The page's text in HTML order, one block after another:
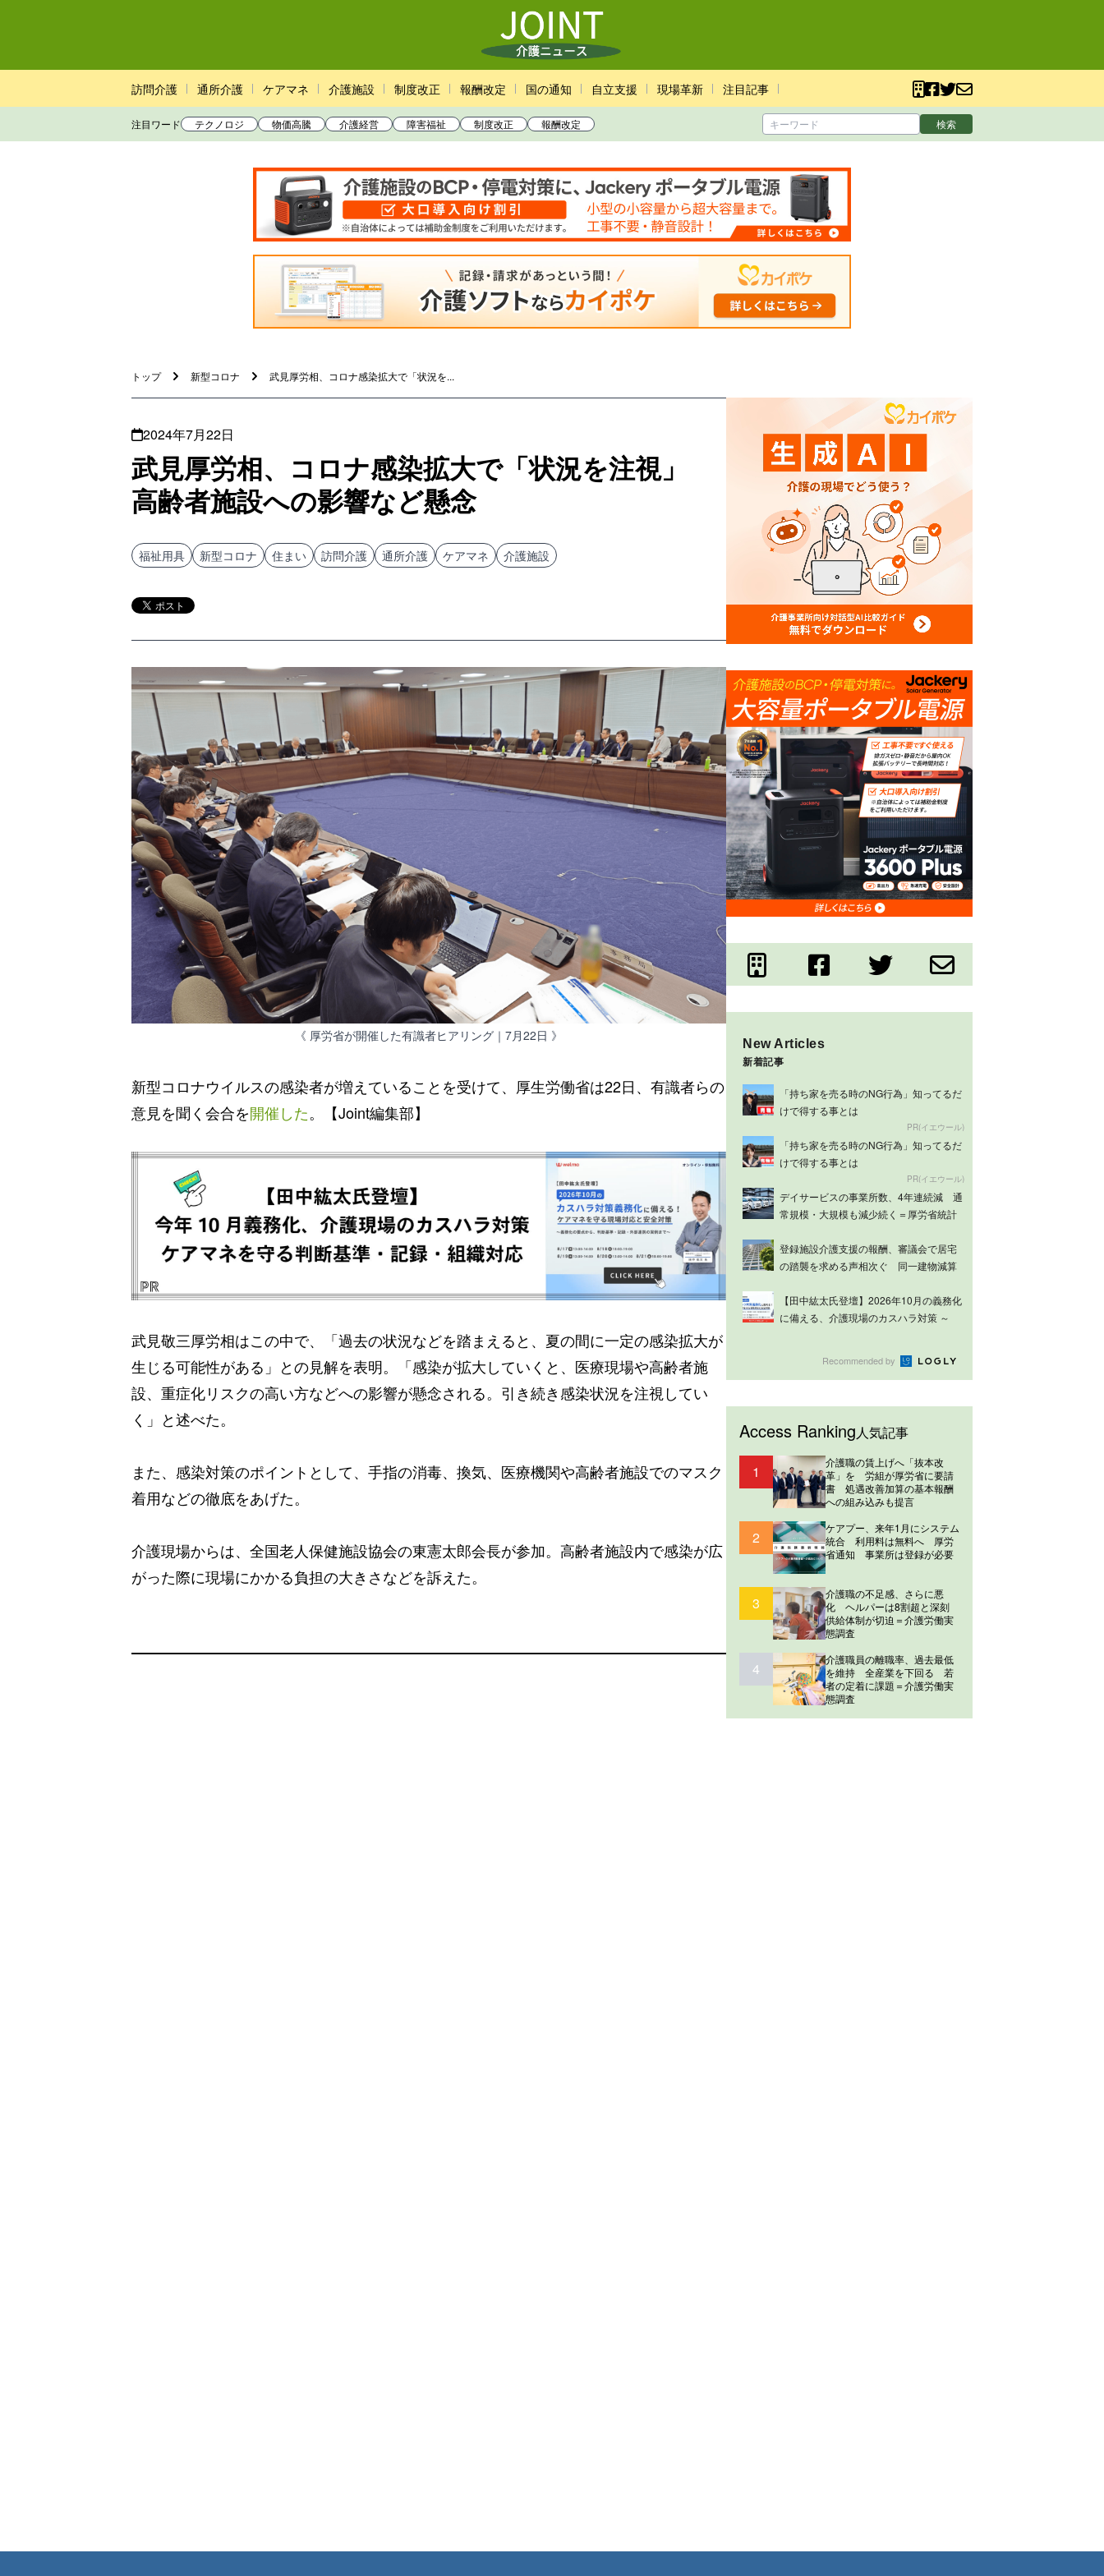
訪問介護 通所介護 ケアマネ 介護施設 制度改正 報酬改定 国の通知 自立支援 現場革新 注目記事
注目ワード テクノロジ 物価高騰 介護経営 障害福祉 制度改正 報酬改定 検索
トップ 新型コロナ 武見厚労相、コロナ感染拡大で「状況を...
2024年7月22日
武見厚労相、コロナ感染拡大で「状況を注視」
高齢者施設への影響など懸念
福祉用具 新型コロナ 住まい 訪問介護 通所介護 ケアマネ 介護施設
《 厚労省が開催した有識者ヒアリング｜7月22日 》
新型コロナウイルスの感染者が増えていることを受けて、厚生労働省は22日、有識者らの
意見を聞く会合を開催した。【Joint編集部】
武見敬三厚労相はこの中で、「過去の状況などを踏まえると、夏の間に一定の感染拡大が
生じる可能性がある」との見解を表明。「感染が拡大していくと、医療現場や高齢者施
設、重症化リスクの高い方などへの影響が懸念される。引き続き感染状況を注視してい
く」と述べた。
また、感染対策のポイントとして、手指の消毒、換気、医療機関や高齢者施設でのマスク
着用などの徹底をあげた。
介護現場からは、全国老人保健施設協会の東憲太郎会長が参加。高齢者施設内で感染が広
がった際に現場にかかる負担の大きさなどを訴えた。
New Articles
新着記事
「持ち家を売る時のNG行為」知ってるだ
けで得する事とは
PR(イエウール)
「持ち家を売る時のNG行為」知ってるだ
けで得する事とは
PR(イエウール)
デイサービスの事業所数、4年連続減 通
常規模・大規模も減少続く＝厚労省統計
登録施設介護支援の報酬、審議会で居宅
の踏襲を求める声相次ぐ 同一建物減算
【田中紘太氏登壇】2026年10月の義務化
に備える、介護現場のカスハラ対策 ～
Recommended by
Access Ranking人気記事
1
介護職の賃上げへ「抜本改
革」を 労組が厚労省に要請
書 処遇改善加算の基本報酬
への組み込みも提言
2
ケアプー、来年1月にシステム
統合 利用料は無料へ 厚労
省通知 事業所は登録が必要
3
介護職の不足感、さらに悪
化 ヘルパーは8割超と深刻
供給体制が切迫＝介護労働実
態調査
4
介護職員の離職率、過去最低
を維持 全産業を下回る 若
者の定着に課題＝介護労働実
態調査